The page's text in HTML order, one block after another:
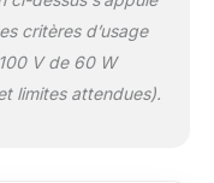
en 100V
avec
basses
et offre une
critères d’usage
V de 60 W
limites attendues).